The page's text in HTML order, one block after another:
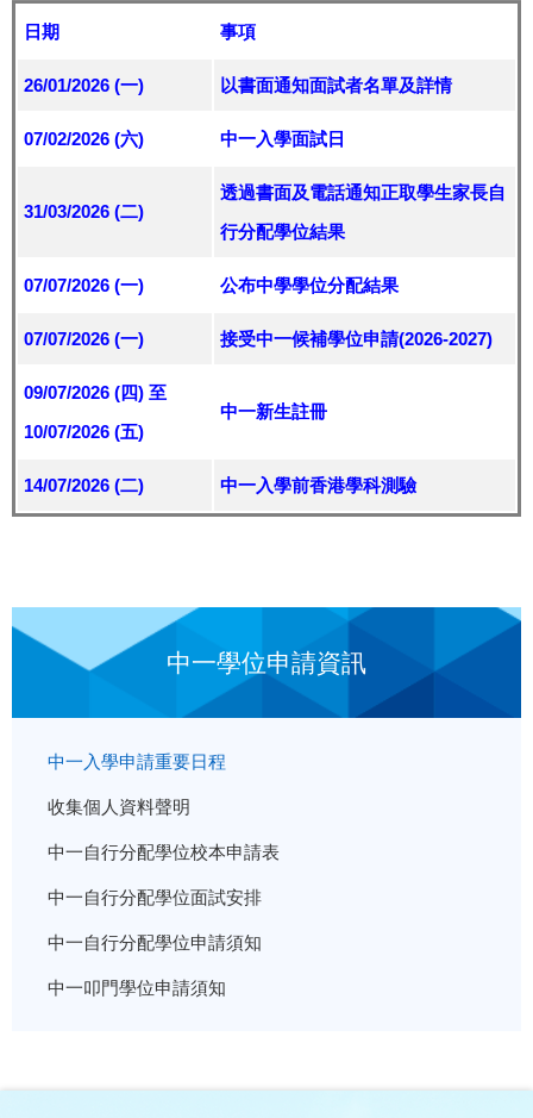
日期 事項
26/01/2026 (一) 以書面通知面試者名單及詳情
07/02/2026 (六) 中一入學面試日
31/03/2026 (二)
透過書面及電話通知正取學生家長自
行分配學位結果
07/07/2026 (一) 公布中學學位分配結果
07/07/2026 (一) 接受中一候補學位申請(2026-2027)
09/07/2026 (四) 至
10/07/2026 (五)
中一新生註冊
14/07/2026 (二) 中一入學前香港學科測驗
中一學位申請資訊
中一入學申請重要日程
收集個人資料聲明
中一自行分配學位校本申請表
中一自行分配學位面試安排
中一自行分配學位申請須知
中一叩門學位申請須知